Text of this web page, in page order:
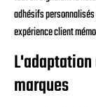
adhésifs
expérience client
marques